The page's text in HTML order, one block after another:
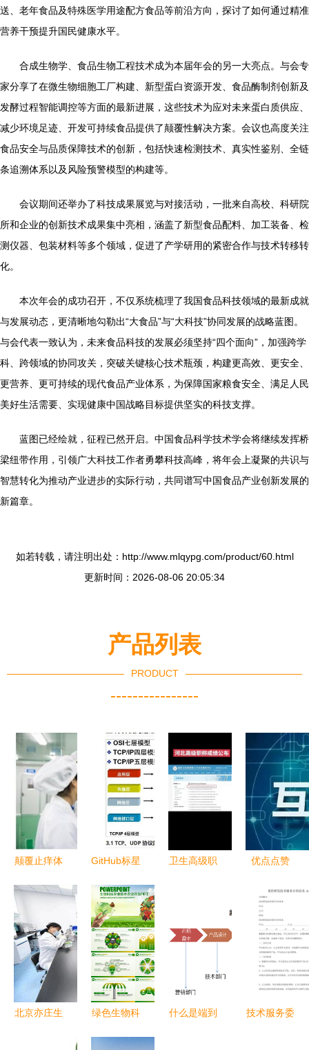
送、老年食品及特殊医学用途配方食品等前沿方向，探讨了如何通过精准
营养干预提升国民健康水平。
合成生物学、食品生物工程技术成为本届年会的另一大亮点。与会专
家分享了在微生物细胞工厂构建、新型蛋白资源开发、食品酶制剂创新及
发酵过程智能调控等方面的最新进展，这些技术为应对未来蛋白质供应、
减少环境足迹、开发可持续食品提供了颠覆性解决方案。会议也高度关注
食品安全与品质保障技术的创新，包括快速检测技术、真实性鉴别、全链
条追溯体系以及风险预警模型的构建等。
会议期间还举办了科技成果展览与对接活动，一批来自高校、科研院
所和企业的创新技术成果集中亮相，涵盖了新型食品配料、加工装备、检
测仪器、包装材料等多个领域，促进了产学研用的紧密合作与技术转移转
化。
本次年会的成功召开，不仅系统梳理了我国食品科技领域的最新成就
与发展动态，更清晰地勾勒出“大食品”与“大科技”协同发展的战略蓝图。
与会代表一致认为，未来食品科技的发展必须坚持“四个面向”，加强跨学
科、跨领域的协同攻关，突破关键核心技术瓶颈，构建更高效、更安全、
更营养、更可持续的现代食品产业体系，为保障国家粮食安全、满足人民
美好生活需要、实现健康中国战略目标提供坚实的科技支撑。
蓝图已经绘就，征程已然开启。中国食品科学技术学会将继续发挥桥
梁纽带作用，引领广大科技工作者勇攀科技高峰，将年会上凝聚的共识与
智慧转化为推动产业进步的实际行动，共同谱写中国食品产业创新发展的
新篇章。
如若转载，请注明出处：http://www.mlqypg.com/product/60.html
更新时间：2026-08-06 20:05:34
产品列表
PRODUCT
----------------
颠覆止痒体
红外脉冲止
痒棒小米有
品3天众筹
破300万的
逻辑与创新
GitHub标星
面试突击版
美团架构师
倾力整理，
助力大厂之
路
卫生高级职
优点点赞
效率生活的
双重催化剂
—软件技术
开发如何让
点赞更有价
北京亦庄生
绿色生物科
什么是端到
技术服务委